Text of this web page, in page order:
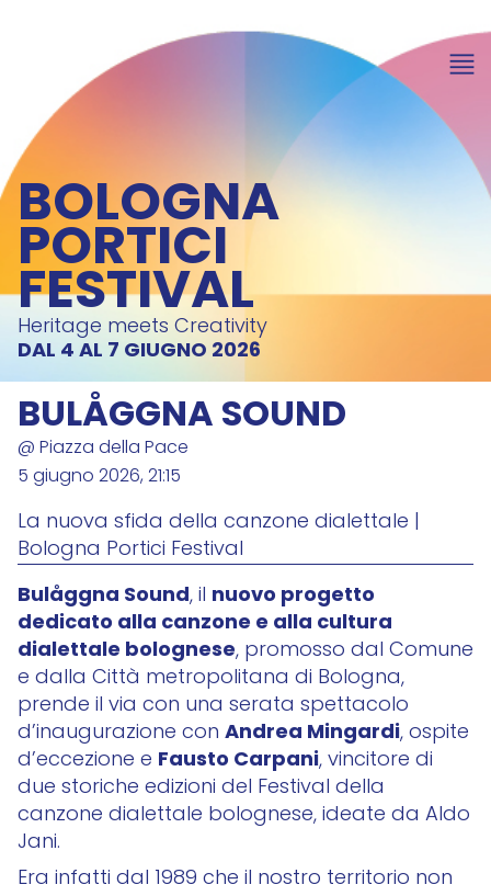
BOLOGNA
PORTICI
FESTIVAL
Heritage meets Creativity
DAL 4 AL 7 GIUGNO 2026
BULÅGGNA SOUND
@ Piazza della Pace
5 giugno 2026, 21:15
La nuova sfida della canzone dialettale |
Bologna Portici Festival
Bulåggna Sound, il nuovo progetto
dedicato alla canzone e alla cultura
dialettale bolognese, promosso dal Comune
e dalla Città metropolitana di Bologna,
prende il via con una serata spettacolo
d’inaugurazione con Andrea Mingardi, ospite
d’eccezione e Fausto Carpani, vincitore di
due storiche edizioni del Festival della
canzone dialettale bolognese, ideate da Aldo
Jani.
Era infatti dal 1989 che il nostro territorio non